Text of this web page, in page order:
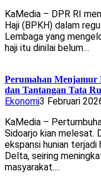
KaMedia – DPR RI
Haji (BPKH) dalam
Lembaga yang
haji itu dinilai belum…
Perumahan
dan Tantangan Tata
Ekonomi3 Februari
KaMedia –
Sidoarjo kian melesat.
ekspansi hunian
Delta, seiring
masyarakat….